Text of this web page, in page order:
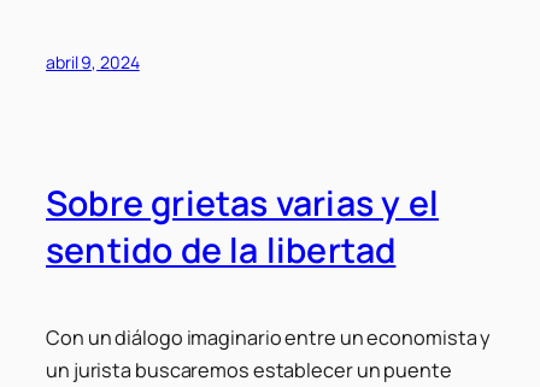
abril 9, 2024
Sobre grietas varias y el
sentido de la libertad
Con un diálogo imaginario entre un economista y
un jurista buscaremos establecer un puente